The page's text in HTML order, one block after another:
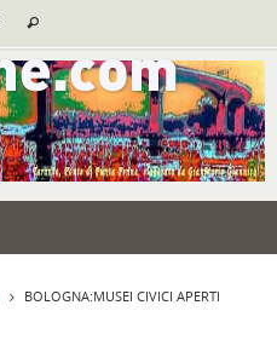
Cerca
BOLOGNA:MUSEI CIVICI APERTI